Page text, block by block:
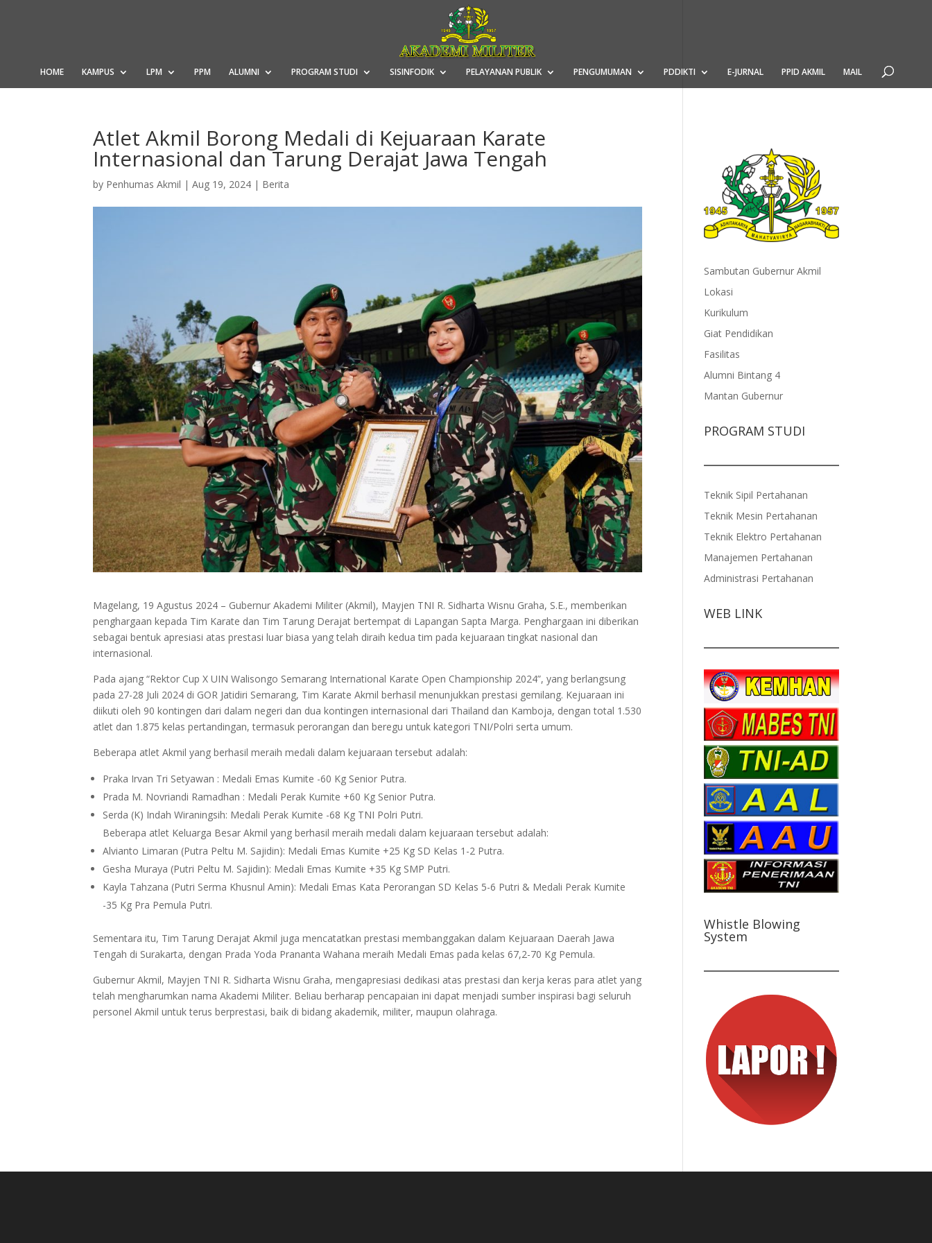
HOME KAMPUS LPM PPM ALUMNI PROGRAM STUDI SISINFODIK PELAYANAN PUBLIK PENGUMUMAN PDDIKTI E-JURNAL PPID AKMIL MAIL
Atlet Akmil Borong Medali di Kejuaraan Karate
Internasional dan Tarung Derajat Jawa Tengah
by Penhumas Akmil |Aug 19, 2024 | Berita
Magelang, 19 Agustus 2024 – Gubernur Akademi Militer (Akmil), Mayjen TNI R. Sidharta Wisnu Graha, S.E., memberikan
penghargaan kepada Tim Karate dan Tim Tarung Derajat bertempat di Lapangan Sapta Marga. Penghargaan ini diberikan
sebagai bentuk apresiasi atas prestasi luar biasa yang telah diraih kedua tim pada kejuaraan tingkat nasional dan
internasional.
Pada ajang “Rektor Cup X UIN Walisongo Semarang International Karate Open Championship 2024”, yang berlangsung
pada 27-28 Juli 2024 di GOR Jatidiri Semarang, Tim Karate Akmil berhasil menunjukkan prestasi gemilang. Kejuaraan ini
diikuti oleh 90 kontingen dari dalam negeri dan dua kontingen internasional dari Thailand dan Kamboja, dengan total 1.530
atlet dan 1.875 kelas pertandingan, termasuk perorangan dan beregu untuk kategori TNI/Polri serta umum.
Beberapa atlet Akmil yang berhasil meraih medali dalam kejuaraan tersebut adalah:
Praka Irvan Tri Setyawan : Medali Emas Kumite -60 Kg Senior Putra.
Prada M. Novriandi Ramadhan : Medali Perak Kumite +60 Kg Senior Putra.
Serda (K) Indah Wiraningsih: Medali Perak Kumite -68 Kg TNI Polri Putri.
Beberapa atlet Keluarga Besar Akmil yang berhasil meraih medali dalam kejuaraan tersebut adalah:
Alvianto Limaran (Putra Peltu M. Sajidin): Medali Emas Kumite +25 Kg SD Kelas 1-2 Putra.
Gesha Muraya (Putri Peltu M. Sajidin): Medali Emas Kumite +35 Kg SMP Putri.
Kayla Tahzana (Putri Serma Khusnul Amin): Medali Emas Kata Perorangan SD Kelas 5-6 Putri & Medali Perak Kumite
-35 Kg Pra Pemula Putri.
Sementara itu, Tim Tarung Derajat Akmil juga mencatatkan prestasi membanggakan dalam Kejuaraan Daerah Jawa
Tengah di Surakarta, dengan Prada Yoda Prananta Wahana meraih Medali Emas pada kelas 67,2-70 Kg Pemula.
Gubernur Akmil, Mayjen TNI R. Sidharta Wisnu Graha, mengapresiasi dedikasi atas prestasi dan kerja keras para atlet yang
telah mengharumkan nama Akademi Militer. Beliau berharap pencapaian ini dapat menjadi sumber inspirasi bagi seluruh
personel Akmil untuk terus berprestasi, baik di bidang akademik, militer, maupun olahraga.
Sambutan Gubernur Akmil
Lokasi
Kurikulum
Giat Pendidikan
Fasilitas
Alumni Bintang 4
Mantan Gubernur
PROGRAM STUDI
Teknik Sipil Pertahanan
Teknik Mesin Pertahanan
Teknik Elektro Pertahanan
Manajemen Pertahanan
Administrasi Pertahanan
WEB LINK
Whistle Blowing
System